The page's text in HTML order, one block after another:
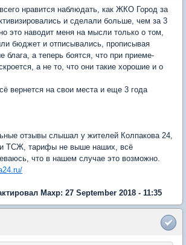
нравится наблюдать, как ЖКО Город за
и сделали больше, чем за 3
это наводит меня на мысли только о том,
бюджет и отписывались, прописывая
блага, а теперь боятся, что при приеме-
а не то, что они такие хорошие и о
вернется на свои места и еще 3 года
отзывы слышал у жителей Колпакова 24,
ТСЖ, тарифы не выше наших, всё
что в нашем случае это возможно.
Maxp: 27 September 2018 - 11:35